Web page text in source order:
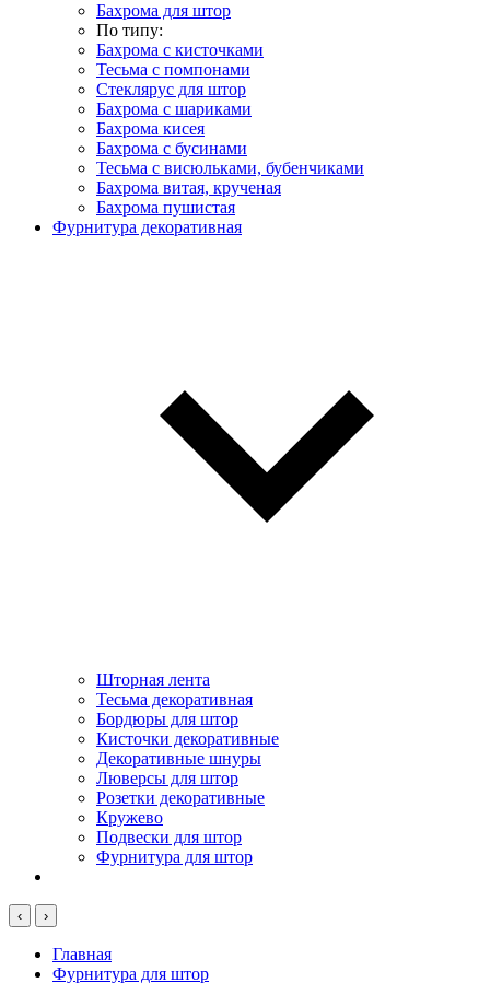
Бахрома для штор
По типу:
Бахрома с кисточками
Тесьма с помпонами
Стеклярус для штор
Бахрома с шариками
Бахрома кисея
Бахрома с бусинами
Тесьма с висюльками, бубенчиками
Бахрома витая, крученая
Бахрома пушистая
Фурнитура декоративная
Шторная лента
Тесьма декоративная
Бордюры для штор
Кисточки декоративные
Декоративные шнуры
Люверсы для штор
Розетки декоративные
Кружево
Подвески для штор
Фурнитура для штор
‹ ›
Главная
Фурнитура для штор